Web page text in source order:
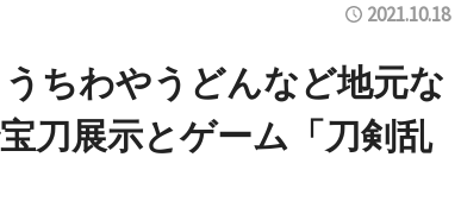
2021.10.18
ちわやうどんなど地元な
刀展示とゲーム「刀剣乱